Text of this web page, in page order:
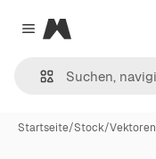
Close menu
Magnific
Startseite/Stock/Vektoren